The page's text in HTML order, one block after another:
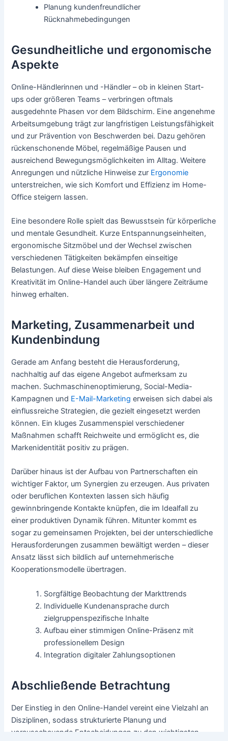
Planung kundenfreundlicher
Rücknahmebedingungen
Gesundheitliche und ergonomische
Aspekte
Online-Händlerinnen und -Händler – ob in kleinen Start-
ups oder größeren Teams – verbringen oftmals
ausgedehnte Phasen vor dem Bildschirm. Eine angenehme
Arbeitsumgebung trägt zur langfristigen Leistungsfähigkeit
und zur Prävention von Beschwerden bei. Dazu gehören
rückenschonende Möbel, regelmäßige Pausen und
ausreichend Bewegungsmöglichkeiten im Alltag. Weitere
Anregungen und nützliche Hinweise zur Ergonomie
unterstreichen, wie sich Komfort und Effizienz im Home-
Office steigern lassen.
Eine besondere Rolle spielt das Bewusstsein für körperliche
und mentale Gesundheit. Kurze Entspannungseinheiten,
ergonomische Sitzmöbel und der Wechsel zwischen
verschiedenen Tätigkeiten bekämpfen einseitige
Belastungen. Auf diese Weise bleiben Engagement und
Kreativität im Online-Handel auch über längere Zeiträume
hinweg erhalten.
Marketing, Zusammenarbeit und
Kundenbindung
Gerade am Anfang besteht die Herausforderung,
nachhaltig auf das eigene Angebot aufmerksam zu
machen. Suchmaschinenoptimierung, Social-Media-
Kampagnen und E-Mail-Marketing erweisen sich dabei als
einflussreiche Strategien, die gezielt eingesetzt werden
können. Ein kluges Zusammenspiel verschiedener
Maßnahmen schafft Reichweite und ermöglicht es, die
Markenidentität positiv zu prägen.
Darüber hinaus ist der Aufbau von Partnerschaften ein
wichtiger Faktor, um Synergien zu erzeugen. Aus privaten
oder beruflichen Kontexten lassen sich häufig
gewinnbringende Kontakte knüpfen, die im Idealfall zu
einer produktiven Dynamik führen. Mitunter kommt es
sogar zu gemeinsamen Projekten, bei der unterschiedliche
Herausforderungen zusammen bewältigt werden – dieser
Ansatz lässt sich bildlich auf unternehmerische
Kooperationsmodelle übertragen.
Sorgfältige Beobachtung der Markttrends
Individuelle Kundenansprache durch
zielgruppenspezifische Inhalte
Aufbau einer stimmigen Online-Präsenz mit
professionellem Design
Integration digitaler Zahlungsoptionen
Abschließende Betrachtung
Der Einstieg in den Online-Handel vereint eine Vielzahl an
Disziplinen, sodass strukturierte Planung und
vorausschauende Entscheidungen zu den wichtigsten